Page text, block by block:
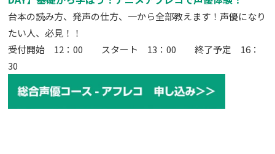
台本の読み方、発声の仕方、一から全部教えます！声優になり
たい人、必見！！
受付開始 12：00 スタート 13：00 終了予定 16：
30